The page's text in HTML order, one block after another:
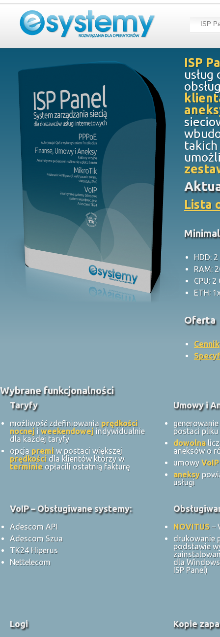
ISP
ISP
Lista
HDD:
RAM:
CPU: 2
ETH:
Oferta
Cennik
Wybrane funkcjonalności
Taryfy
możliwość zdefiniowania prędkości
nocnej i weekendowej indywidualnie
dla każdej taryfy
opcja premi w postaci większej
prędkości dla klientów którzy w
terminie opłacili ostatnią fakturę
Umowy i
generowanie
postaci pliku
dowolna
aneksów o
umowyVoIP
aneksy
usługi
VoIP – Obsługiwane systemy:
Adescom API
Adescom Szua
TK24 Hiperus
Nettelecom
NOVITUS –
drukowanie
podstawie
dla
ISP Panel)
Logi Kopie